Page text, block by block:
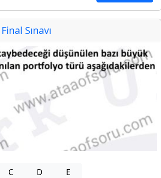
Sınavı
C D E